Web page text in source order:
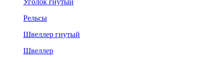
Рельсы
Швеллер гнутый
Швеллер